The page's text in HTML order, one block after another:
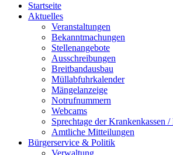
Startseite
Aktuelles
Veranstaltungen
Bekanntmachungen
Stellenangebote
Ausschreibungen
Breitbandausbau
Müllabfuhrkalender
Mängelanzeige
Notrufnummern
Webcams
Sprechtage der Krankenkassen
Amtliche Mitteilungen
Bürgerservice & Politik
Verwaltung